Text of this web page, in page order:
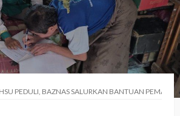
HSU PEDULI, BAZNAS SALURKAN BANTUAN